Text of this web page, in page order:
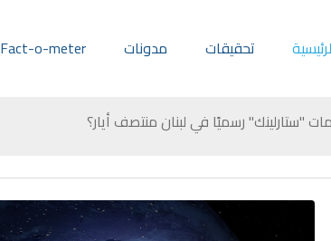
تحقيقات مدونات Fact-o-meter
"ستارلينك" رسميًا في لبنان منتصف أيار؟